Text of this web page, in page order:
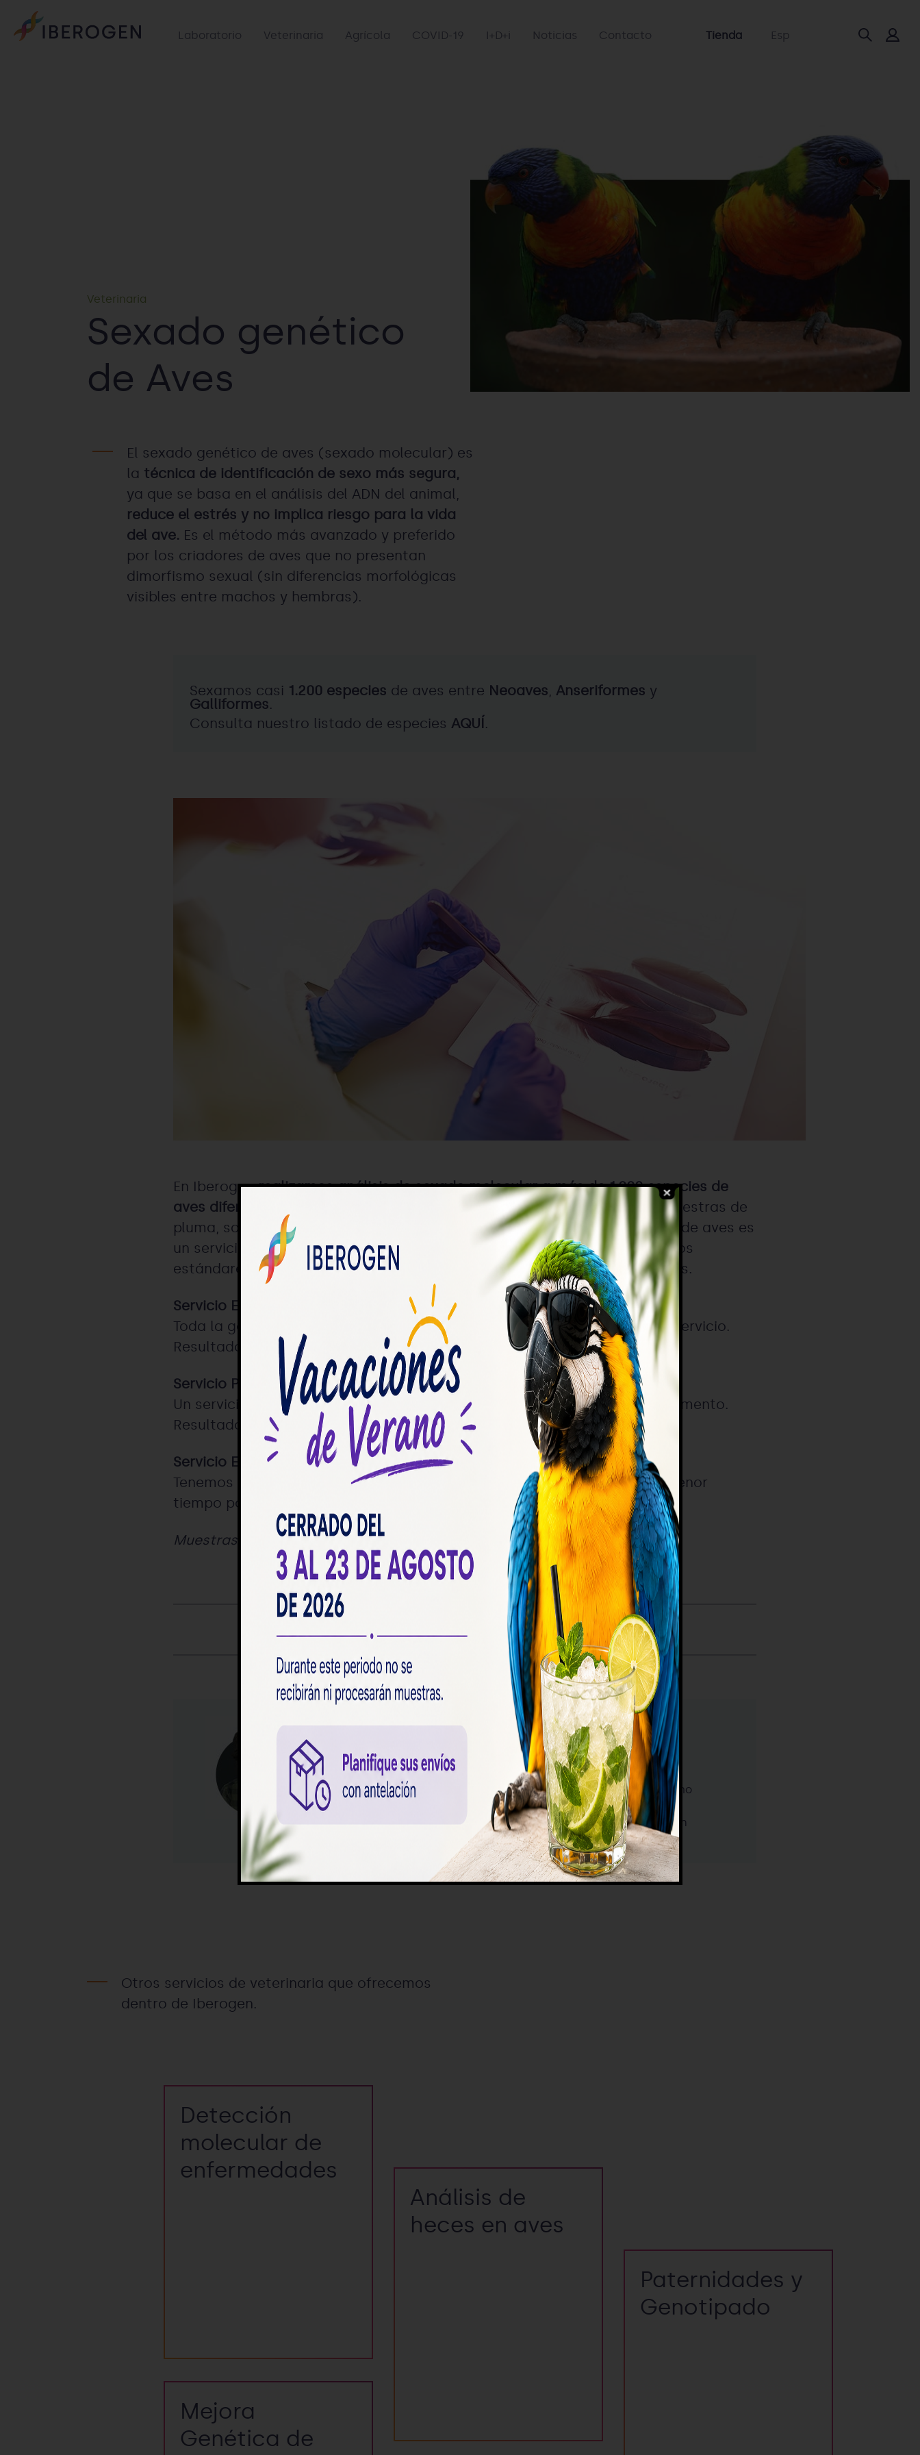
Laboratorio Veterinaria Agrícola COVID-19 I+D+i Noticias Contacto Tienda Esp
Veterinaria
Sexado genético
de Aves
El sexado genético de aves (sexado molecular) es
la técnica de identificación de sexo más segura,
ya que se basa en el análisis del ADN del animal,
reduce el estrés y no implica riesgo para la vida
del ave. Es el método más avanzado y preferido
por los criadores de aves que no presentan
dimorfismo sexual (sin diferencias morfológicas
visibles entre machos y hembras).
Sexamos casi 1.200 especies de aves entre Neoaves, Anseriformes y
Galliformes.
Consulta nuestro listado de especies AQUÍ .
En Iberogenrealizamos análisis de sexado molecular a más de 1.000 especies de
aves diferentes,
tanto de crías como de individuos adultos, a partir de muestras de
pluma, sangre o cáscara de huevo. Nuestro servicio de sexado molecular de aves es
un servicio internacional de alta especialización que cumple con unos altos
estándares de calidad obteniendo un 99,9% de fiabilidad en sus resultados.
Servicio Estándar.
Toda la garantía de nuestro laboratorio disponible para ofrecer el mejor servicio.
Resultados en 4-7 días.
Servicio Premium.
Un servicio que se adapta completamente a tus necesidades en cada momento.
Resultados en 48-72 horas.
Servicio Express.
Tenemos capacidad de satisfacer las necesidades de los clientes en el menor
tiempo posible. Resultados en 24 horas.
Muestras a analizar: muestra de sangre, pluma o cáscara de huevo.
Facebook- Whatsapp
Manuel Rodríguez Morán
De una experiencia vital muy relacionada con la ciencia y el arte,
trato de participar en proyectos que me ilusionen, dando el máximo
de mí siempre que el intercambio energético sea recíproco. Mi
objetivo es seguir descubriendo, participando e ilusionándome con
Otros servicios de veterinaria que ofrecemos
dentro de Iberogen.
Detección
molecular de
enfermedades
Análisis de
heces en aves
Paternidades y
Genotipado
Mejora
Genética de